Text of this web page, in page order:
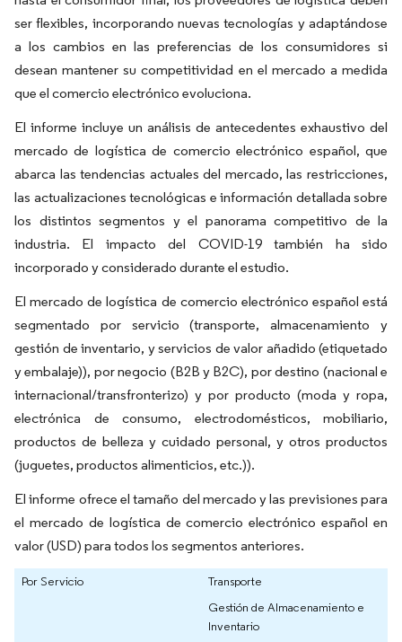
ser flexibles, incorporando nuevas tecnologías y adaptándose
a los cambios en las preferencias de los consumidores si
desean mantener su competitividad en el mercado a medida
que el comercio electrónico evoluciona.
El informe incluye un análisis de antecedentes exhaustivo del
mercado de logística de comercio electrónico español, que
abarca las tendencias actuales del mercado, las restricciones,
las actualizaciones tecnológicas e información detallada sobre
los distintos segmentos y el panorama competitivo de la
industria. El impacto del COVID-19 también ha sido
incorporado y considerado durante el estudio.
El mercado de logística de comercio electrónico español está
segmentado por servicio (transporte, almacenamiento y
gestión de inventario, y servicios de valor añadido (etiquetado
y embalaje)), por negocio (B2B y B2C), por destino (nacional e
internacional/transfronterizo) y por producto (moda y ropa,
electrónica de consumo, electrodomésticos, mobiliario,
productos de belleza y cuidado personal, y otros productos
(juguetes, productos alimenticios, etc.)).
El informe ofrece el tamaño del mercado y las previsiones para
el mercado de logística de comercio electrónico español en
valor (USD) para todos los segmentos anteriores.
Por Servicio
Transporte
Gestión de Almacenamiento e
Inventario